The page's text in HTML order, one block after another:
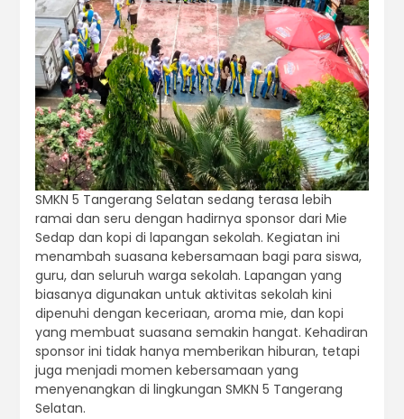
SMKN 5 Tangerang Selatan sedang terasa lebih
ramai dan seru dengan hadirnya sponsor dari Mie
Sedap dan kopi di lapangan sekolah. Kegiatan ini
menambah suasana kebersamaan bagi para siswa,
guru, dan seluruh warga sekolah. Lapangan yang
biasanya digunakan untuk aktivitas sekolah kini
dipenuhi dengan keceriaan, aroma mie, dan kopi
yang membuat suasana semakin hangat. Kehadiran
sponsor ini tidak hanya memberikan hiburan, tetapi
juga menjadi momen kebersamaan yang
menyenangkan di lingkungan SMKN 5 Tangerang
Selatan.